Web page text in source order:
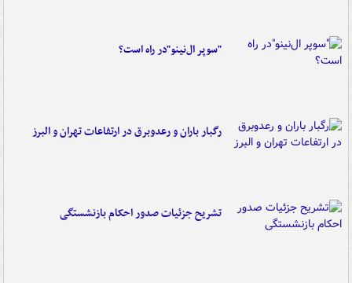
"سوپر ال‌نینو"در راه است؟
رگبار باران و رعدوبرق در ارتفاعات تهران و البرز
تشریح جزئیات صدور احکام بازنشستگی